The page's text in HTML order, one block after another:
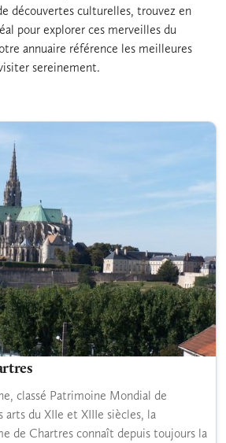
découvertes culturelles, trouvez en
pour explorer ces merveilles du
annuaire référence les meilleures
sereinement.
classé Patrimoine Mondial de
du XIIe et XIIIe siècles, la
de Chartres connaît depuis toujours la